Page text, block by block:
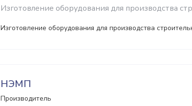
Изготовление оборудования для производства
Изготовление оборудования для производства
НЭМП
Производитель